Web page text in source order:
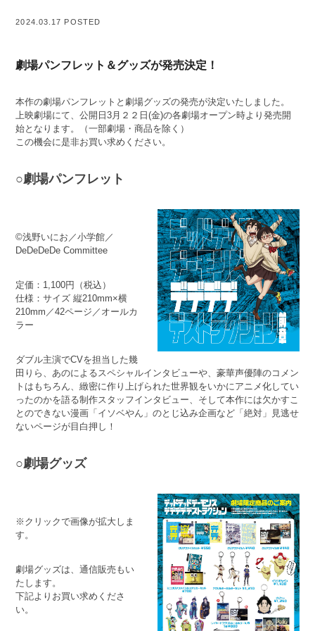
2024.03.17 POSTED
劇場パンフレット＆グッズが発売決定！
本作の劇場パンフレットと劇場グッズの発売が決定いたしました。
上映劇場にて、公開日3月２２日(金)の各劇場オープン時より発売開
始となります。（一部劇場・商品を除く）
この機会に是非お買い求めください。
○劇場パンフレット
©浅野いにお／小学館／
DeDeDeDe Committee
定価：1,100円（税込）
仕様：サイズ 縦210mm×横
210mm／42ページ／オールカ
ラー
ダブル主演でCVを担当した幾
田りら、あのによるスペシャルインタビューや、豪華声優陣のコメン
トはもちろん、緻密に作り上げられた世界観をいかにアニメ化してい
ったのかを語る制作スタッフインタビュー、そして本作には欠かすこ
とのできない漫画「イソベやん」のとじ込み企画など「絶対」見逃せ
ないページが目白押し！
○劇場グッズ
※クリックで画像が拡大しま
す。
劇場グッズは、通信販売もい
たします。
下記よりお買い求めくださ
い。